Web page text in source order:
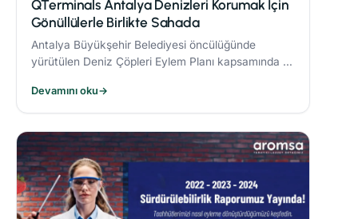
QTerminals Antalya Denizleri Korumak İçin
Gönüllülerle Birlikte Sahada
Antalya Büyükşehir Belediyesi öncülüğünde
yürütülen Deniz Çöpleri Eylem Planı kapsamında 11
etkinlikleri, çevre bilincinin artırılmasına önemli
katkı sağladı.
Devamını oku→